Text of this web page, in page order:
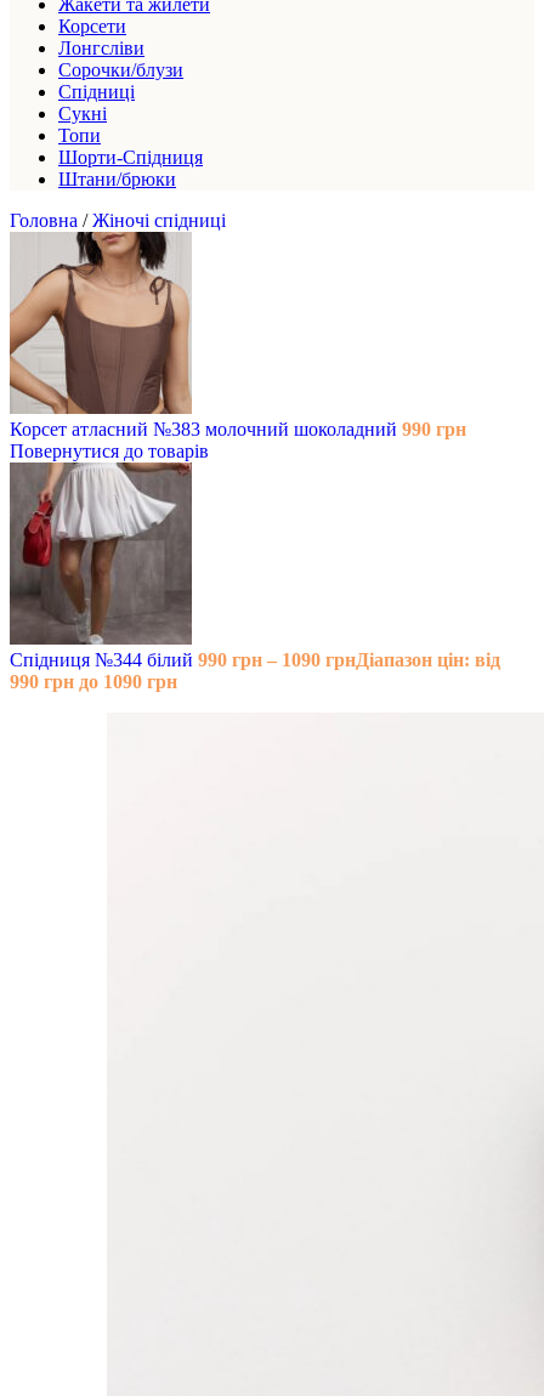
Жакети та жилети
Корсети
Лонгсліви
Сорочки/блузи
Спідниці
Сукні
Топи
Шорти-Спідниця
Штани/брюки
Головна / Жіночі спідниці
Корсет атласний №383 молочний шоколадний 990 грн
Повернутися до товарів
Спідниця №344 білий 990 грн – 1090 грнДіапазон цін: від
990 грн до 1090 грн